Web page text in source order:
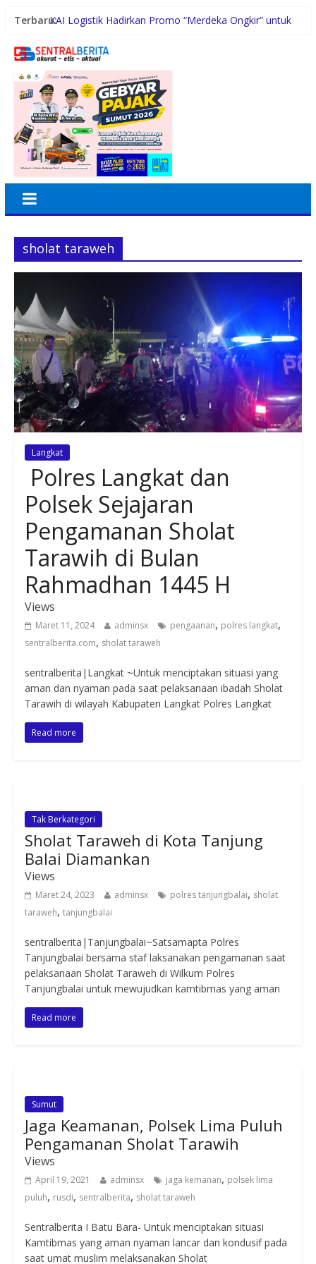
Terbaru:KAI Logistik Hadirkan Promo “Merdeka Ongkir” untuk
Polres Padang Lawas Utara Resmi Berdiri, Kapolda
Penambahan Personel
Pemprovsu Perkuat Pengelolaan PPID, Optimalkan
Implementasi Permendagri
Pewarta Polrestabes Medan Gelar Jumat Barokah,
Pererat Silaturahmi, Kokohkan Sinergi Media dan
Kepolisian
Holding Perkebunan Nusantara Dukung Penciptaan
sholat taraweh
Langkat
Polres Langkat dan
Polsek Sejajaran
Pengamanan Sholat
Tarawih di Bulan
Rahmadhan 1445 H
Views
Maret 11, 2024 adminsx pengaanan, polres langkat,
sentralberita.com, sholat taraweh
sentralberita|Langkat ~Untuk menciptakan situasi yang
aman dan nyaman pada saat pelaksanaan ibadah Sholat
Tarawih di wilayah Kabupaten Langkat Polres Langkat
Read more
Tak Berkategori
Sholat Taraweh di Kota Tanjung
Balai Diamankan
Views
Maret 24, 2023 adminsx polres tanjungbalai, sholat
taraweh, tanjungbalai
sentralberita|Tanjungbalai~Satsamapta Polres
Tanjungbalai bersama staf laksanakan pengamanan saat
pelaksanaan Sholat Taraweh di Wilkum Polres
Tanjungbalai untuk mewujudkan kamtibmas yang aman
Read more
Sumut
Jaga Keamanan, Polsek Lima Puluh
Pengamanan Sholat Tarawih
Views
April 19, 2021 adminsx jaga kemanan, polsek lima
puluh, rusdi, sentralberita, sholat taraweh
Sentralberita I Batu Bara- Untuk menciptakan situasi
Kamtibmas yang aman nyaman lancar dan kondusif pada
saat umat muslim melaksanakan Sholat